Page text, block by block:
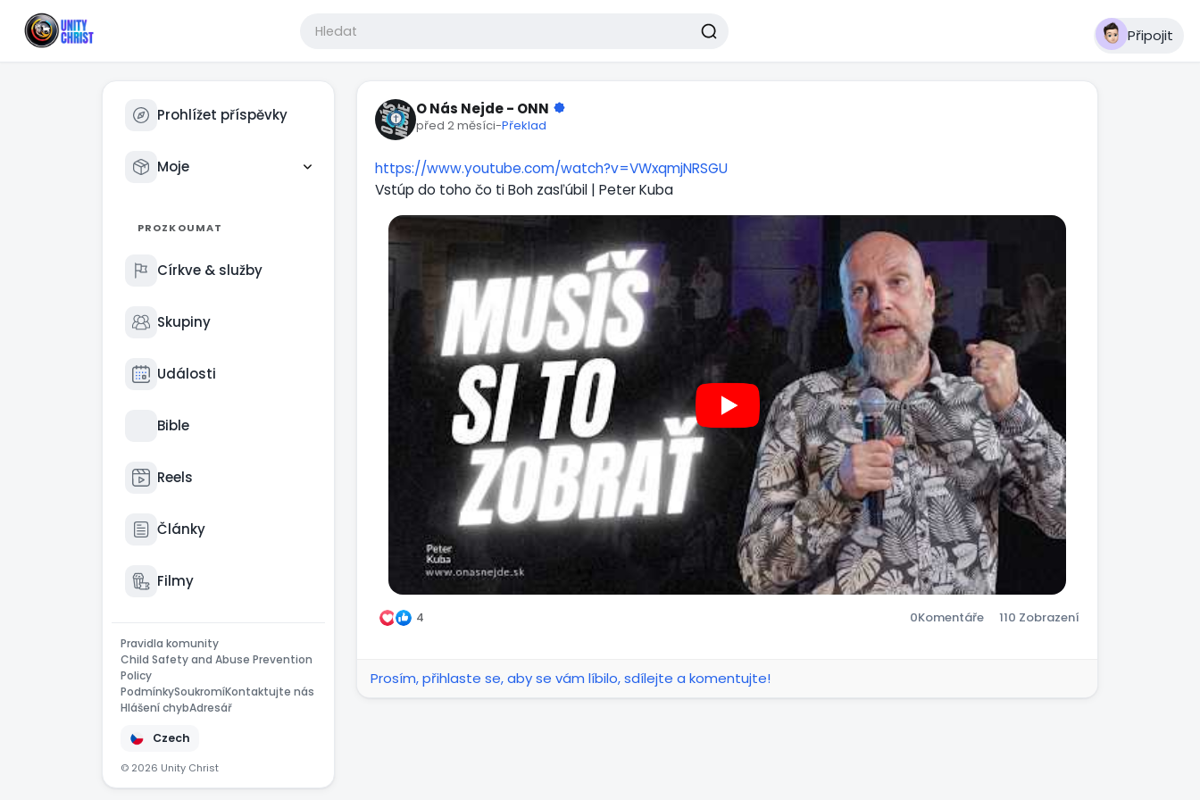
Připojit
Prohlížet příspěvky
Moje
PROZKOUMAT
Církve & služby
Skupiny
Události
Bible
Reels
Články
Filmy
Pravidla komunity
Child Safety and Abuse Prevention
Policy
PodmínkySoukromíKontaktujte nás
Hlášení chybAdresář
Czech
© 2026 Unity Christ
O Nás Nejde - ONN
před 2 měsíci-Překlad
https://www.youtube.com/watch?v=VWxqmjNRSGU
Vstúp do toho čo ti Boh zasľúbil | Peter Kuba
4 0Komentáře 110 Zobrazení
Prosím, přihlaste se, aby se vám líbilo, sdílejte a komentujte!